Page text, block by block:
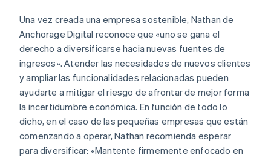
Una vez creada una empresa sostenible, Nathan de
Anchorage Digital reconoce que «uno se gana el
derecho a diversificarse hacia nuevas fuentes de
ingresos». Atender las necesidades de nuevos clientes
y ampliar las funcionalidades relacionadas pueden
ayudarte a mitigar el riesgo de afrontar de mejor forma
la incertidumbre económica. En función de todo lo
dicho, en el caso de las pequeñas empresas que están
comenzando a operar, Nathan recomienda esperar
para diversificar: «Mantente firmemente enfocado en